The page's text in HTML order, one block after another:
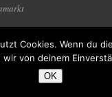
Cookies. Wenn du
von deinem
OK